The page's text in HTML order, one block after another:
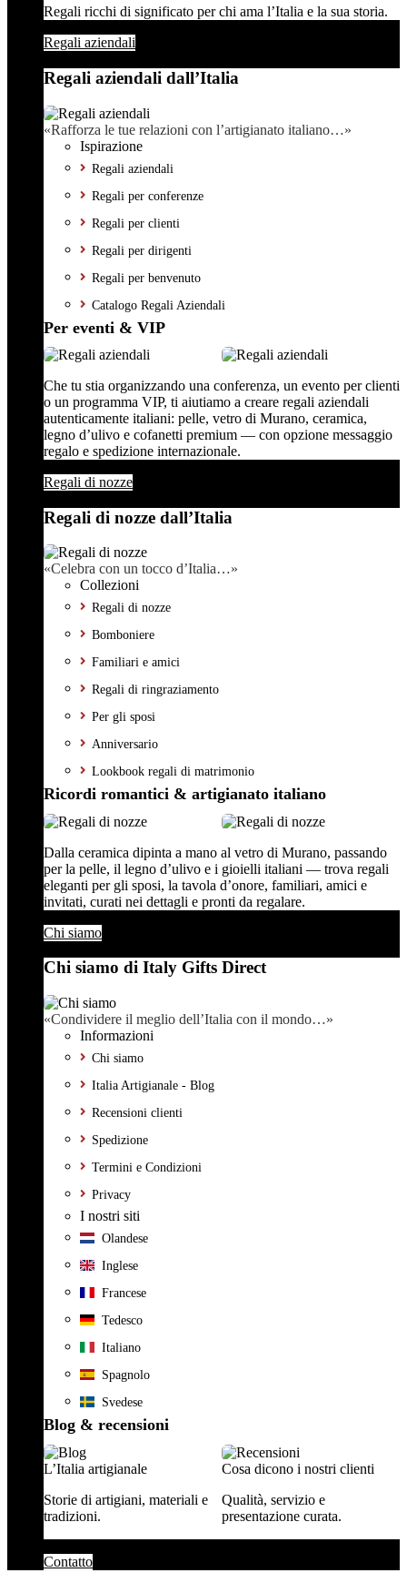
Regali ricchi di significato per chi ama l’Italia e la sua storia.
Regali aziendali
Regali aziendali dall’Italia
«Rafforza le tue relazioni con l’artigianato italiano…»
Ispirazione
Regali aziendali
Regali per conferenze
Regali per clienti
Regali per dirigenti
Regali per benvenuto
Catalogo Regali Aziendali
Per eventi & VIP
Che tu stia organizzando una conferenza, un evento per clienti
o un programma VIP, ti aiutiamo a creare regali aziendali
autenticamente italiani: pelle, vetro di Murano, ceramica,
legno d’ulivo e cofanetti premium — con opzione messaggio
regalo e spedizione internazionale.
Regali di nozze
Regali di nozze dall’Italia
«Celebra con un tocco d’Italia…»
Collezioni
Regali di nozze
Bomboniere
Familiari e amici
Regali di ringraziamento
Per gli sposi
Anniversario
Lookbook regali di matrimonio
Ricordi romantici & artigianato italiano
Dalla ceramica dipinta a mano al vetro di Murano, passando
per la pelle, il legno d’ulivo e i gioielli italiani — trova regali
eleganti per gli sposi, la tavola d’onore, familiari, amici e
invitati, curati nei dettagli e pronti da regalare.
Chi siamo
Chi siamo di Italy Gifts Direct
«Condividere il meglio dell’Italia con il mondo…»
Informazioni
Chi siamo
Italia Artigianale - Blog
Recensioni clienti
Spedizione
Termini e Condizioni
Privacy
I nostri siti
Olandese
Inglese
Francese
Tedesco
Italiano
Spagnolo
Svedese
Blog & recensioni
L’Italia artigianale
Storie di artigiani, materiali e
tradizioni.
Cosa dicono i nostri clienti
Qualità, servizio e
presentazione curata.
Contatto